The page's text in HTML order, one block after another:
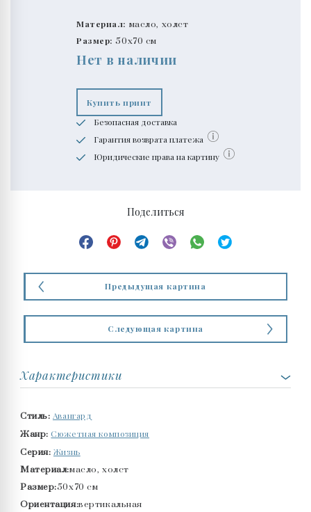
Материал: масло, холст
Размер: 50x70 см
Нет в наличии
Купить принт
Безопасная доставка
Гарантия возврата платежа
Юридические права на картину
Поделиться
Предыдущая картина
Следующая картина
Характеристики
Стиль: Авангард
Жанр: Сюжетная композиция
Серия: Жизнь
Материал:масло, холст
Размер:50x70 см
Ориентация:вертикальная